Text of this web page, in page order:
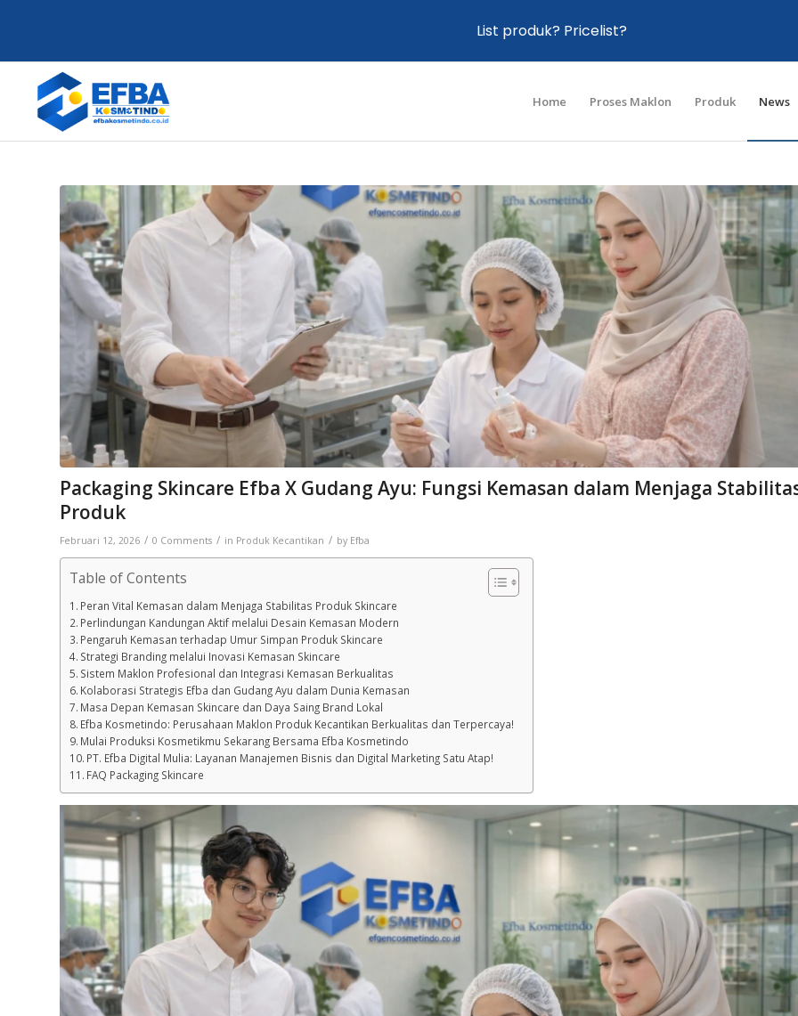
Home Proses Maklon Produk News
Packaging Skincare Efba X Gudang Ayu: Fungsi Kemasan dalam Menjaga
Produk
Februari 12, 2026 / 0 Comments / in Produk Kecantikan / by Efba
Table of Contents
Peran Vital Kemasan dalam Menjaga Stabilitas Produk Skincare
Perlindungan Kandungan Aktif melalui Desain Kemasan Modern
Pengaruh Kemasan terhadap Umur Simpan Produk Skincare
Strategi Branding melalui Inovasi Kemasan Skincare
Sistem Maklon Profesional dan Integrasi Kemasan Berkualitas
Kolaborasi Strategis Efba dan Gudang Ayu dalam Dunia Kemasan
Masa Depan Kemasan Skincare dan Daya Saing Brand Lokal
Efba Kosmetindo: Perusahaan Maklon Produk Kecantikan Berkualitas dan Terpercaya!
Mulai Produksi Kosmetikmu Sekarang Bersama Efba Kosmetindo
PT. Efba Digital Mulia: Layanan Manajemen Bisnis dan Digital Marketing Satu Atap!
FAQ Packaging Skincare
List produk? Pricelist?